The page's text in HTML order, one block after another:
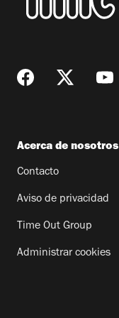
Acerca de nosotros
Contacto
Aviso de privacidad
Time Out Group
Administrar cookies